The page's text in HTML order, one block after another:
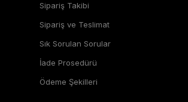
Sipariş Takibi
Sipariş ve Teslimat
Sık Sorulan Sorular
İade Prosedürü
Ödeme Şekilleri